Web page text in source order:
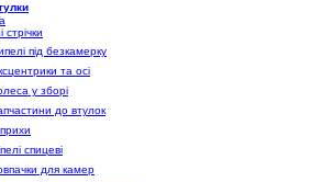
стрічки
під безкамерку
та осі
у зборі
до втулок
спицеві
для камер